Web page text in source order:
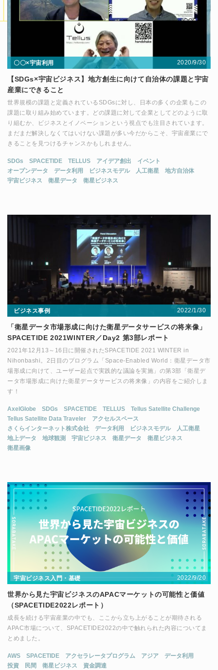
〇〇×宇宙利用 2020/9/30
【SDGs×宇宙ビジネス】地方創生に向けて自治体の課題と宇宙
産業にできること
世界規模の課題と定義されているSDGsに対し、日本の多くの企業もこの
課題に取り組み始めています。どの課題に対して企業としてどのように取
り組むか、ビジネスとイノベーションという視点でも注目されています。
まだまだ解決しなくてはいけない課題が多い今だからこそ、宇宙産業にで
きることを見つけるチャンスかもしれません。
SDGs SPACETIDE TELLUS アイデア創出
イベント
オープンデータ
データ利用 ビジネスモデル 人工衛星
地方自治体
宇宙ビジネス
衛星データ 衛星ビジネス
ビジネス事例 2022/1/30
「衛星データ市場形成に向けた衛星データサービスの将来像」
SPACETIDE 2021WINTER／Day2 第3部レポート
2021年12月13～16日に開催されたSPACETIDE 2021 WINTER in
Nihonbashi。2日目のプログラム「Space-Enabled World：衛星データ市
場形成に向けて、ユーザー起点で実践的な議論を実施」の第3部「衛星デ
ータ市場形成に向けた衛星データサービスの将来像」の内容をご紹介しま
す！
AxelGlobe SDGs SPACETIDE TELLUS
Tellus Satellite Challenge
Tellus Satellite Data Traveler
アクセルスペース
さくらインターネット株式会社
データ利用 ビジネスモデル
人工衛星
地上データ
地球観測 宇宙ビジネス 衛星データ
衛星ビジネス
衛星画像
宇宙ビジネス入門・基礎 2022/9/20
世界から見た宇宙ビジネスのAPACマーケットの可能性と価値
（SPACETIDE2022レポート）
成長を続ける宇宙産業の中でも、ここから立ち上がることが期待される
APAC市場について、SPACETIDE2022の中で触れられた内容についてま
とめました。
AWS SPACETIDE アクセラレータプログラム アジア
データ利用
投資
民間 衛星ビジネス 資金調達